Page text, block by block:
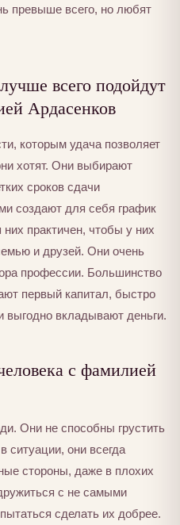
превыше всего, но любят
всего подойдут
Ардасенков
которым удача позволяет
хотят. Они выбирают
сроков сдачи
создают для себя график
практичен, чтобы у них
и друзей. Они очень
профессии. Большинство
первый капитал, быстро
выгодно вкладывают деньги.
с фамилией
Они не способны грустить
ситуации, они всегда
стороны, даже в плохих
с не самыми
сделать их добрее.